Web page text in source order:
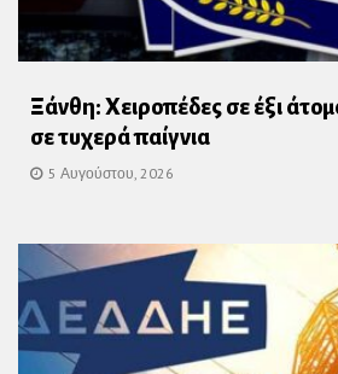
Ξάνθη: Χειροπέδες σε έξι
σε τυχερά παίγνια
5 Αυγούστου, 2026